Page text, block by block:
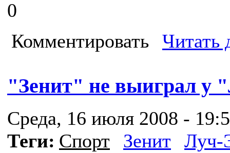
0
Комментировать
Читать
"Зенит" не выиграл у
Среда, 16 июля 2008 -
Теги: Спорт Зенит
Луч-